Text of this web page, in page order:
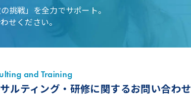
挑戦」を全力でサポート。
せください。
and Training
ルティング・研修に関するお問い合わせ